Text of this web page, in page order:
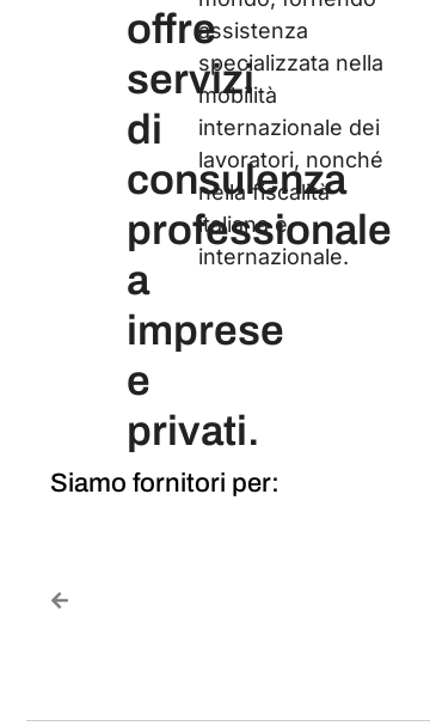
offre
servizi
di
consulenza
professionale
a
imprese
e
privati.
assistenza
specializzata nella
mobilità
internazionale dei
lavoratori, nonché
nella fiscalità
italiana e
internazionale.
Siamo fornitori per: